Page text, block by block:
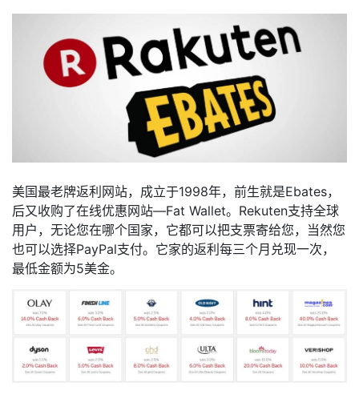
美国最老牌返利网站，成立于1998年，前生就是Ebates，
后又收购了在线优惠网站—Fat Wallet。Rekuten支持全球
用户，无论您在哪个国家，它都可以把支票寄给您，当然您
也可以选择PayPal支付。它家的返利每三个月兑现一次，
最低金额为5美金。